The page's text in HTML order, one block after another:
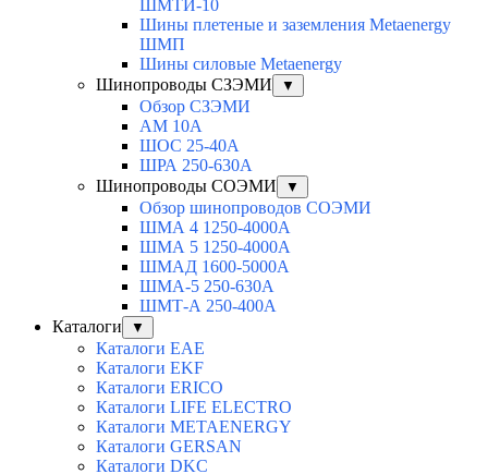
ШМТИ-10
Шины плетеные и заземления Metaenergy
ШМП
Шины силовые Metaenergy
Шинопроводы СЗЭМИ
▼
Обзор СЗЭМИ
АМ 10А
ШОС 25-40А
ШРА 250-630А
Шинопроводы СОЭМИ
▼
Обзор шинопроводов СОЭМИ
ШМА 4 1250-4000А
ШМА 5 1250-4000А
ШМАД 1600-5000А
ШМА-5 250-630А
ШМТ-А 250-400А
Каталоги
▼
Каталоги EAE
Каталоги EKF
Каталоги ERICO
Каталоги LIFE ELECTRO
Каталоги METAENERGY
Каталоги GERSAN
Каталоги DKC